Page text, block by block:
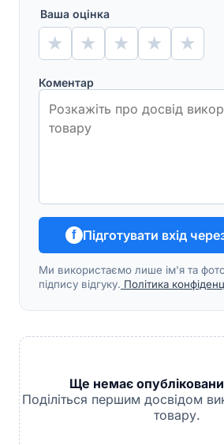
Ваша оцінка
★ ★ ★ ★ ★
Коментар
f Підготувати вхід
Ми використаємо лише ім'я та
підпису відгуку. Політика
Ще немає
Поділіться першим досвідом
товару.